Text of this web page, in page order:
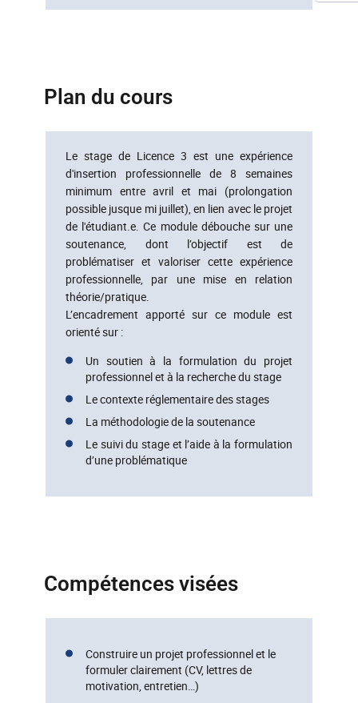
Plan du cours
Le stage de Licence 3 est une expérience
d'insertion professionnelle de 8 semaines
minimum entre avril et mai (prolongation
possible jusque mi juillet), en lien avec le projet
de l'étudiant.e. Ce module débouche sur une
soutenance, dont l’objectif est de
problématiser et valoriser cette expérience
professionnelle, par une mise en relation
théorie/pratique.
L’encadrement apporté sur ce module est
orienté sur :
Un soutien à la formulation du projet
professionnel et à la recherche du stage
Le contexte réglementaire des stages
La méthodologie de la soutenance
Le suivi du stage et l’aide à la formulation
d’une problématique
Compétences visées
Construire un projet professionnel et le
formuler clairement (CV, lettres de
motivation, entretien…)